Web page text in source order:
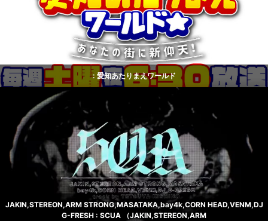
: 愛知あたりまえワールド
JAKIN,STEREON,ARM STRONG,MASATAKA,bay4k,CORN HEAD,VENM,DJ
G-FRESH : SCUA （JAKIN,STEREON,ARM